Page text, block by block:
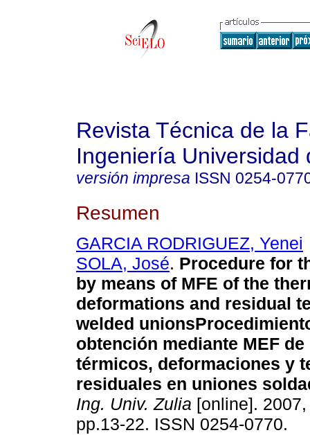
Revista Técnica de la
Ingeniería Universidad
versión impresa ISSN 0254-
Resumen
GARCIA RODRIGUEZ, Yenei
SOLA, José. Procedure for
by means of MFE of the
deformations and residual
welded unions
obtención mediante MEF
térmicos, deformaciones y
residuales en uniones
Ing. Univ. Zulia [online].
pp.13-22. ISSN 0254-0770.